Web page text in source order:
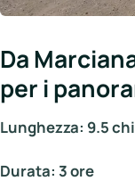
Da
per i
Lunghezza: 9.5
Durata: 3 ore